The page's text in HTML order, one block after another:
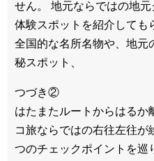
せん。 地元ならではの地元
体験スポットを紹介しても
全国的な名所名物や、地元
秘スポット、
つづき②
はたまたルートからはる
コ旅ならではの右往左往が
つのチェックポイントを巡